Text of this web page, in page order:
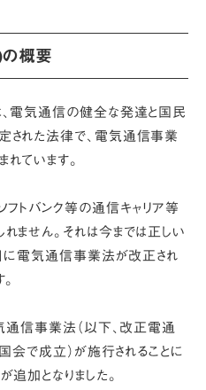
概要
電気通信の健全な発達と国民
された法律で、電気通信事業
ています。
トバンク等の通信キャリア等
ません。それは今までは正しい
電気通信事業法が改正され
信事業法（以下、改正電通
会で成立）が施行されることに
加となりました。